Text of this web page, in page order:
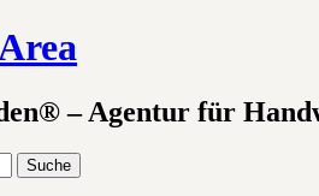
– Agentur für